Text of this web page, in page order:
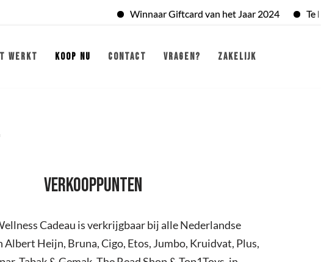
Winnaar Giftcard van het Jaar 2024 Te
WERKT KOOP NU CONTACT VRAGEN? ZAKELIJK
VERKOOPPUNTEN
Cadeau is verkrijgbaar bij alle Nederlandse
Albert Heijn, Bruna, Cigo, Etos, Jumbo, Kruidvat, Plus,